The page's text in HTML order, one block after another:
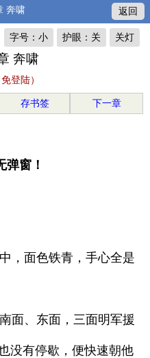
奔啸 返回
关灯
护眼：关
字号：小
奔啸
登陆）
存书签 下一章
窗！
，面色铁青，手心全是
面、东面，三面明军援
没有停歇，便快速朝他